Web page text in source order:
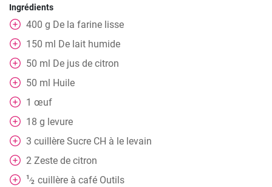
Ingrédients
400 g De la farine lisse
150 ml De lait humide
50 ml De jus de citron
50 ml Huile
1 œuf
18 g levure
3 cuillère Sucre CH à le levain
2 Zeste de citron
1⁄2 cuillère à café Outils